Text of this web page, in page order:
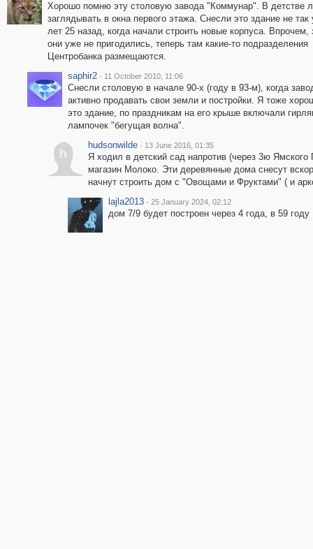
Хорошо помню эту столовую завода "Коммунар". В детстве
заглядывать в окна первого этажа. Снесли это здание не
лет 25 назад, когда начали строить новые корпуса. Впрочем,
они уже не пригодились, теперь там какие-то подразделения
Центробанка размещаются.
saphir2 · 11 October 2010, 11:06
Снесли столовую в начале 90-х (году в 93-м), когда
активно продавать свои земли и постройки. Я тоже
это здание, по праздникам на его крыше включали
лампочек "бегущая волна".
h
hudsonwilde · 13 June 2016, 01:35
Я ходил в детский сад напротив (через 3ю Ямского
магазин Молоко. Эти деревянные дома снесут
начнут строить дом с "Овощами и Фруктами" ( и
lajla2013 · 25 January 2024, 02:12
дом 7/9 будет построен через 4 года, в 59 году